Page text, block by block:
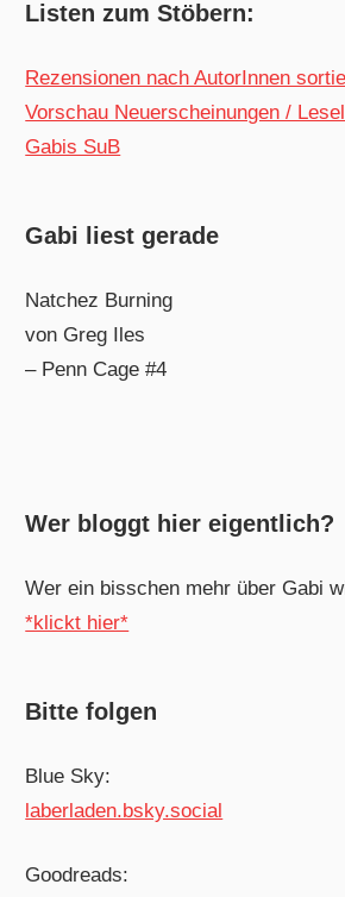
Listen zum Stöbern:
Rezensionen nach AutorInnen
Vorschau Neuerscheinungen /
Gabis SuB
Gabi liest gerade
Natchez Burning
von Greg Iles
– Penn Cage #4
Wer bloggt hier eigentlich?
Wer ein bisschen mehr über Gabi
*klickt hier*
Bitte folgen
Blue Sky:
laberladen.bsky.social
Goodreads: